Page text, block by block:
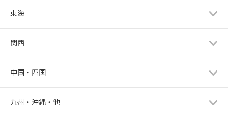
東海
関西
中国・四国
九州・沖縄・他